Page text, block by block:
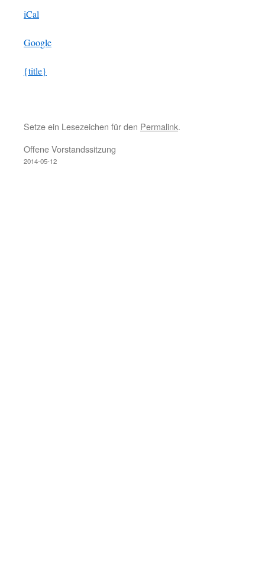
iCal
Google
{title}
Setze ein Lesezeichen für den Permalink.
Offene Vorstandssitzung
2014-05-12